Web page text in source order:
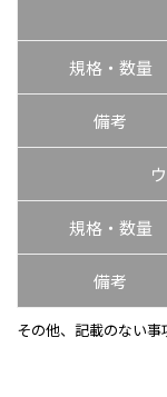
規格・数量
備考
規格・数量
備考
その他、記載のない事